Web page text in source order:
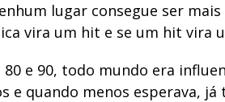
lugar consegue ser
vira um hit e se um hit vira
80 e 90, todo mundo era
e quando menos esperava,